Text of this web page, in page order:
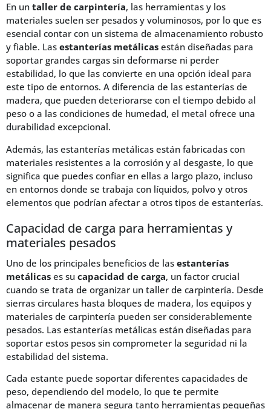
En un taller de carpintería, las herramientas y los
materiales suelen ser pesados y voluminosos, por lo que es
esencial contar con un sistema de almacenamiento robusto
y fiable. Las estanterías metálicas están diseñadas para
soportar grandes cargas sin deformarse ni perder
estabilidad, lo que las convierte en una opción ideal para
este tipo de entornos. A diferencia de las estanterías de
madera, que pueden deteriorarse con el tiempo debido al
peso o a las condiciones de humedad, el metal ofrece una
durabilidad excepcional.
Además, las estanterías metálicas están fabricadas con
materiales resistentes a la corrosión y al desgaste, lo que
significa que puedes confiar en ellas a largo plazo, incluso
en entornos donde se trabaja con líquidos, polvo y otros
elementos que podrían afectar a otros tipos de estanterías.
Capacidad de carga para herramientas y
materiales pesados
Uno de los principales beneficios de las estanterías
metálicas es su capacidad de carga, un factor crucial
cuando se trata de organizar un taller de carpintería. Desde
sierras circulares hasta bloques de madera, los equipos y
materiales de carpintería pueden ser considerablemente
pesados. Las estanterías metálicas están diseñadas para
soportar estos pesos sin comprometer la seguridad ni la
estabilidad del sistema.
Cada estante puede soportar diferentes capacidades de
peso, dependiendo del modelo, lo que te permite
almacenar de manera segura tanto herramientas pequeñas